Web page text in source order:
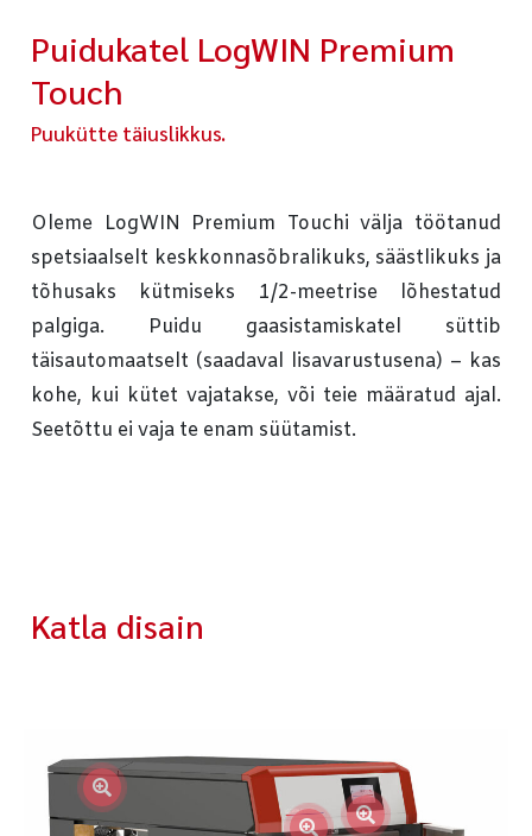
Puidukatel LogWIN Premium
Touch
Puukütte täiuslikkus.
Oleme LogWIN Premium Touchi välja töötanud
spetsiaalselt keskkonnasõbralikuks, säästlikuks ja
tõhusaks kütmiseks 1/2-meetrise lõhestatud
palgiga. Puidu gaasistamiskatel süttib
täisautomaatselt (saadaval lisavarustusena) – kas
kohe, kui kütet vajatakse, või teie määratud ajal.
Seetõttu ei vaja te enam süütamist.
Katla disain